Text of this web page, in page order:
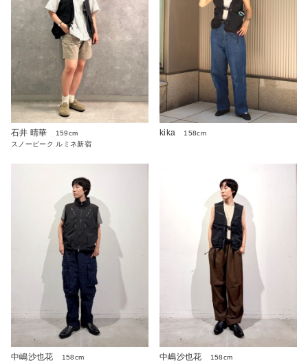
石井 晴華
159cm
スノーピーク ルミネ新宿
kika 158cm
中嶋沙也花
158cm
中嶋沙也花
158cm